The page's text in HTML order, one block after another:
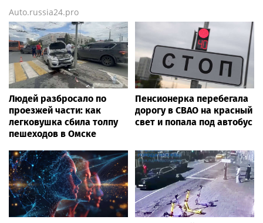
Auto.russia24.pro
Людей разбросало по
проезжей части: как
легковушка сбила толпу
пешеходов в Омске
Пенсионерка перебегала
дорогу в СВАО на красный
свет и попала под автобус